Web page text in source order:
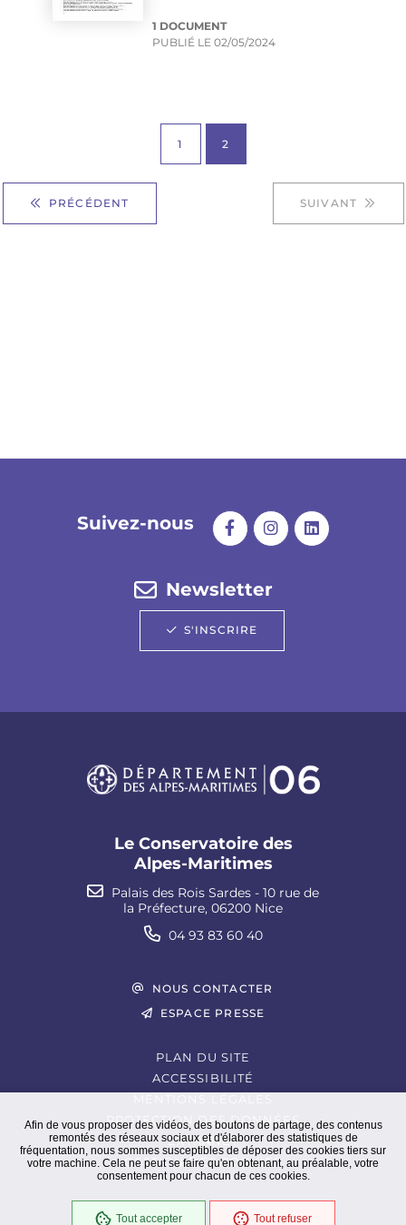
Afin de vous proposer des vidéos, des boutons de partage, des contenus
remontés des réseaux sociaux et d'élaborer des statistiques de
fréquentation, nous sommes susceptibles de déposer des cookies tiers sur
votre machine. Cela ne peut se faire qu'en obtenant, au préalable, votre
consentement pour chacun de ces cookies.
Tout accepter Tout refuser
1 DOCUMENT
PUBLIÉ LE02/05/2024
PRÉCÉDENT
1 2
SUIVANT
Suivez-nous
Newsletter
S'INSCRIRE
Le Conservatoire des
Alpes-Maritimes
Palais des Rois Sardes - 10 rue de
la Préfecture, 06200 Nice
04 93 83 60 40
NOUS CONTACTER
ESPACE PRESSE
PLAN DU SITE
ACCESSIBILITÉ
PROTECTION DES DONNÉES
EXTRANET
GESTION DES COOKIES